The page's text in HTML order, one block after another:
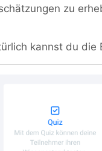
zu
kannst du die